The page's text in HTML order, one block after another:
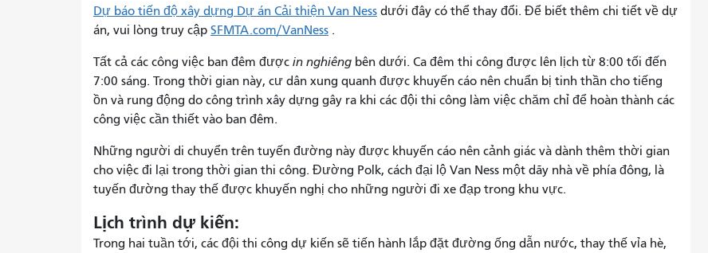
Dự báo tiến độ xây dựng Dự án Cải thiện Van Ness dưới đây có thể thay đổi. Để biết thêm chi tiết về dự
án, vui lòng truy cập SFMTA.com/VanNess .
Tất cả các công việc ban đêm được in nghiêng bên dưới. Ca đêm thi công được lên lịch từ 8:00 tối đến
7:00 sáng. Trong thời gian này, cư dân xung quanh được khuyến cáo nên chuẩn bị tinh thần cho tiếng
ồn và rung động do công trình xây dựng gây ra khi các đội thi công làm việc chăm chỉ để hoàn thành các
công việc cần thiết vào ban đêm.
Những người di chuyển trên tuyến đường này được khuyến cáo nên cảnh giác và dành thêm thời gian
cho việc đi lại trong thời gian thi công. Đường Polk, cách đại lộ Van Ness một dãy nhà về phía đông, là
tuyến đường thay thế được khuyến nghị cho những người đi xe đạp trong khu vực.
Lịch trình dự kiến:
Trong hai tuần tới, các đội thi công dự kiến ​​sẽ tiến hành lắp đặt đường ống dẫn nước, thay thế vỉa hè,